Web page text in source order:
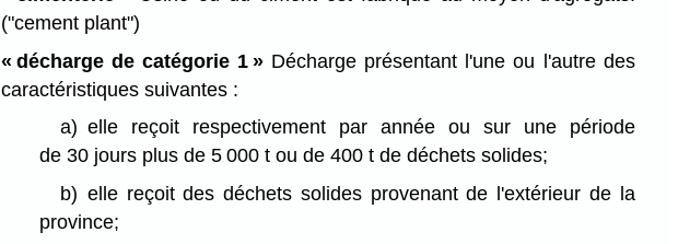
("cement plant")
« décharge de catégorie 1 » Décharge présentant l'une ou l'autre des
caractéristiques suivantes :
a) elle reçoit respectivement par année ou sur une période
de 30 jours plus de 5 000 t ou de 400 t de déchets solides;
b) elle reçoit des déchets solides provenant de l'extérieur de la
province;